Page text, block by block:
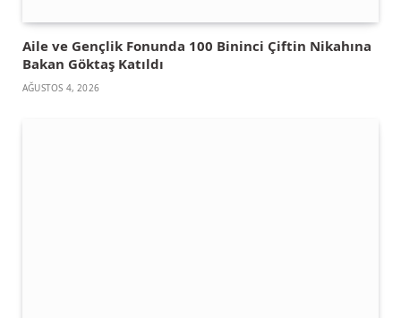
Aile ve Gençlik Fonunda 100 Bininci Çiftin Nikahına
Bakan Göktaş Katıldı
AĞUSTOS 4, 2026